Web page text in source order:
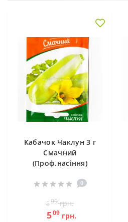
Кабачок Чаклун 3 г
Смачний
(Проф.насіння)
0
599грн.
509грн.